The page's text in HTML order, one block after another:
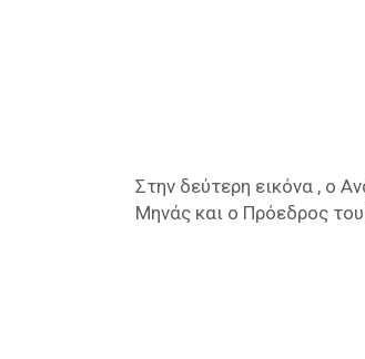
Στην δεύτερη εικόνα , ο
Μηνάς και ο Πρόεδρος